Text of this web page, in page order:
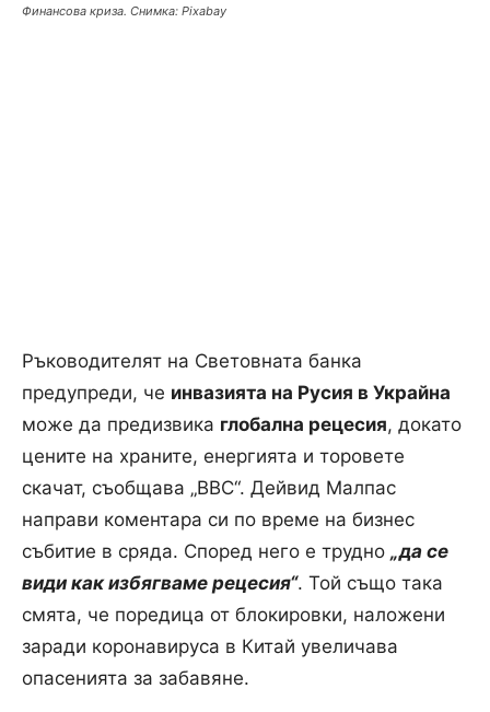
Финансова криза. Снимка: Pixabay
Ръководителят на Световната банка
предупреди, че инвазията на Русия в Украйна
може да предизвика глобална рецесия, докато
цените на храните, енергията и торовете
скачат, съобщава „BBC“. Дейвид Малпас
направи коментара си по време на бизнес
събитие в сряда. Според него е трудно „да се
види как избягваме рецесия“. Той също така
смята, че поредица от блокировки, наложени
заради коронавируса в Китай увеличава
опасенията за забавяне.